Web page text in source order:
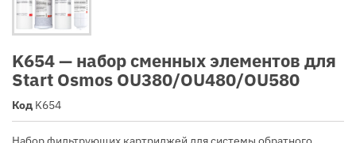
K654 — набор сменных элементов для
Start Osmos OU380/OU480/OU580
Код K654